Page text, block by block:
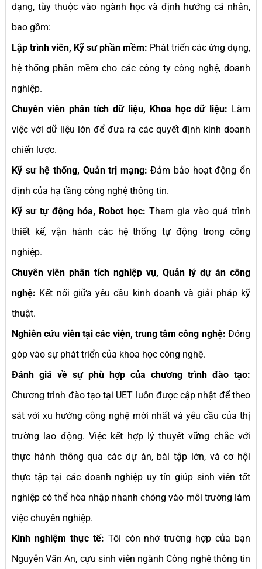
dạng, tùy thuộc vào ngành học và định hướng cá nhân,
bao gồm:
Lập trình viên, Kỹ sư phần mềm: Phát triển các ứng dụng,
hệ thống phần mềm cho các công ty công nghệ, doanh
nghiệp.
Chuyên viên phân tích dữ liệu, Khoa học dữ liệu: Làm
việc với dữ liệu lớn để đưa ra các quyết định kinh doanh
chiến lược.
Kỹ sư hệ thống, Quản trị mạng: Đảm bảo hoạt động ổn
định của hạ tầng công nghệ thông tin.
Kỹ sư tự động hóa, Robot học: Tham gia vào quá trình
thiết kế, vận hành các hệ thống tự động trong công
nghiệp.
Chuyên viên phân tích nghiệp vụ, Quản lý dự án công
nghệ: Kết nối giữa yêu cầu kinh doanh và giải pháp kỹ
thuật.
Nghiên cứu viên tại các viện, trung tâm công nghệ: Đóng
góp vào sự phát triển của khoa học công nghệ.
Đánh giá về sự phù hợp của chương trình đào tạo:
Chương trình đào tạo tại UET luôn được cập nhật để theo
sát với xu hướng công nghệ mới nhất và yêu cầu của thị
trường lao động. Việc kết hợp lý thuyết vững chắc với
thực hành thông qua các dự án, bài tập lớn, và cơ hội
thực tập tại các doanh nghiệp uy tín giúp sinh viên tốt
nghiệp có thể hòa nhập nhanh chóng vào môi trường làm
việc chuyên nghiệp.
Kinh nghiệm thực tế: Tôi còn nhớ trường hợp của bạn
Nguyễn Văn An, cựu sinh viên ngành Công nghệ thông tin